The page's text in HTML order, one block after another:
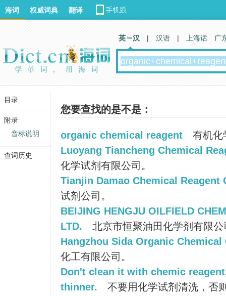
您要查找的是不是：
organic chemical reagent
有机化
Luoyang Tiancheng Chemical
化学试剂有限公司。
Tianjin Damao Chemical Reagent
试剂公司。
BEIJING HENGJU OILFIELD
LTD.
北京市恒聚油田化学剂有限公
Hangzhou Sida Organic Chemical
化工有限公司。
Don't clean it with chemic
thinner.
不要用化学试剂清洗，否
海词 权威词典 翻译
英 汉 | 汉语 | 上海话 广
目录
附录
音标说明
查词历史